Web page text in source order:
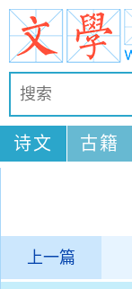
诗文 古籍
上一篇